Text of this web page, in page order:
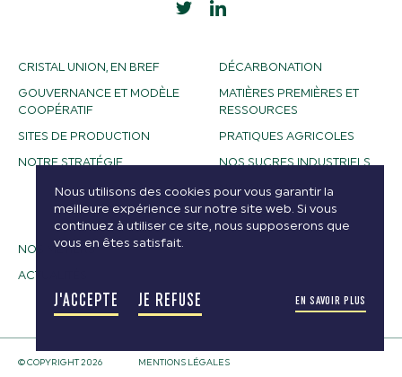
CRISTAL UNION, EN BREF
GOUVERNANCE ET MODÈLE
COOPÉRATIF
SITES DE PRODUCTION
NOTRE STRATÉGIE
DÉCARBONATION
MATIÈRES PREMIÈRES ET
RESSOURCES
PRATIQUES AGRICOLES
NOS SUCRES INDUSTRIELS
NOS ALCOOLS
BIOETHANOL
NOS MÉTIERS
ACTUALITÉS
© COPYRIGHT 2026 MENTIONS LÉGALES
Nous utilisons des cookies pour vous garantir la
meilleure expérience sur notre site web. Si vous
continuez à utiliser ce site, nous supposerons que
vous en êtes satisfait.
J'ACCEPTE JE REFUSE EN SAVOIR PLUS